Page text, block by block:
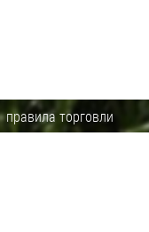
правила торговли